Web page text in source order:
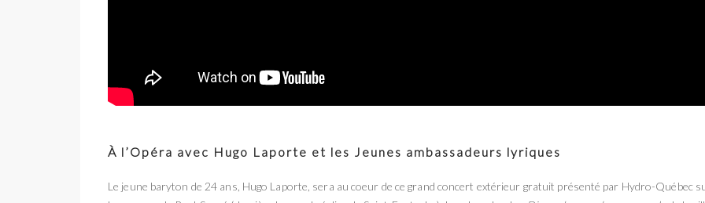
À l’Opéra avec Hugo Laporte et les Jeunes ambassadeurs lyriques
Le jeune baryton de 24 ans, Hugo Laporte, sera au coeur de ce grand concert extérieur gratuit présenté par Hydro-Québec